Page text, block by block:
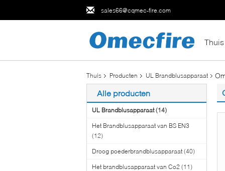
sales66@cqmec-fire.com
Thuis
Thuis Producten UL Brandblusapparaat
Alle producten
UL Brandblusapparaat (14)
Het Brandblusapparaat van BS EN3
(12)
Droog poederbrandblusapparaat (40)
Het brandblusapparaat van Co2 (11)